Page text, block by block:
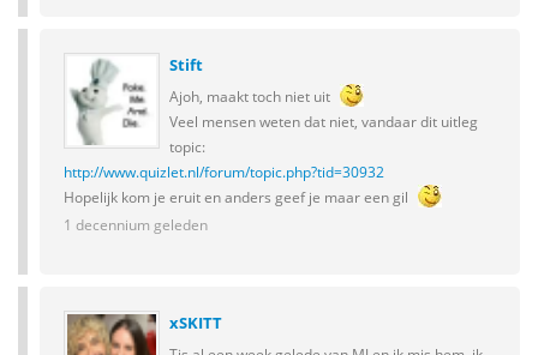
Stift
Ajoh, maakt toch niet uit
Veel mensen weten dat niet, vandaar dit uitleg
topic:
http://www.quizlet.nl/forum/topic.php?tid=30932
Hopelijk kom je eruit en anders geef je maar een gil
1 decennium geleden
xSKITT